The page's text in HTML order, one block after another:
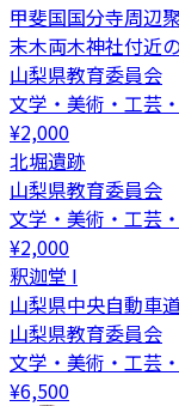
甲斐国国分寺周辺
末木両木神社付近
山梨県教育委員会
文学・美術・工芸
¥2,000
北堀遺跡
山梨県教育委員会
文学・美術・工芸
¥2,000
釈迦堂 I
山梨県中央自動車
山梨県教育委員会
文学・美術・工芸
¥6,500